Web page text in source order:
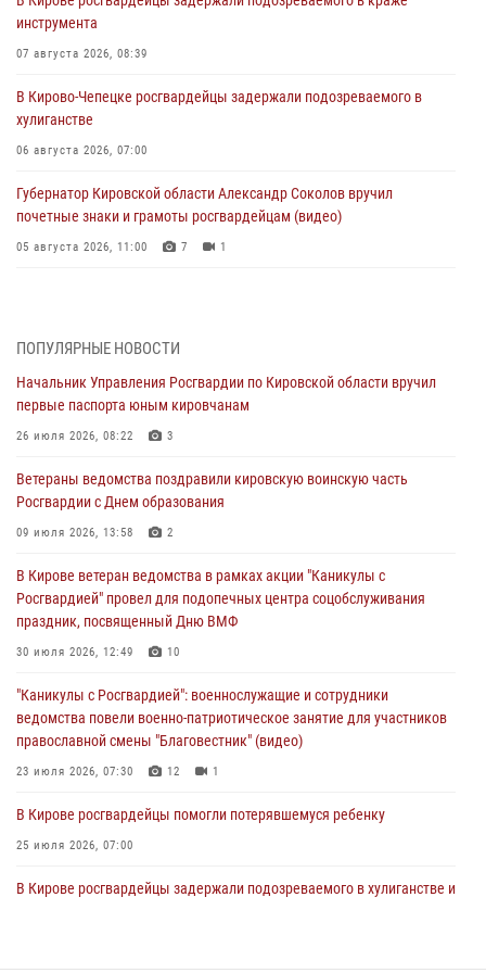
инструмента
07 августа 2026, 08:39
В Кирово-Чепецке росгвардейцы задержали подозреваемого в
хулиганстве
06 августа 2026, 07:00
Губернатор Кировской области Александр Соколов вручил
почетные знаки и грамоты росгвардейцам (видео)
05 августа 2026, 11:00 7 1
04 августа 2026, 09:30
В Кирове росгвардейцы задержали подозреваемого в грабеже
03 августа 2026, 09:01
митинге в честь Дня воздушно-десантных войск
03 августа 2026, 08:45
магазина
02 августа 2026, 07:00
1 августа – День дежурной службы войск национальной гвардии
01 августа 2026, 09:39
ПОПУЛЯРНЫЕ НОВОСТИ
Начальник Управления Росгвардии по Кировской области вручил
первые паспорта юным кировчанам
26 июля 2026, 08:22 3
Ветераны ведомства поздравили кировскую воинскую часть
Росгвардии с Днем образования
09 июля 2026, 13:58 2
В Кирове ветеран ведомства в рамках акции "Каникулы с
Росгвардией" провел для подопечных центра соцобслуживания
праздник, посвященный Дню ВМФ
30 июля 2026, 12:49 10
"Каникулы с Росгвардией": военнослужащие и сотрудники
ведомства повели военно-патриотическое занятие для участников
православной смены "Благовестник" (видео)
23 июля 2026, 07:30 12 1
В Кирове росгвардейцы помогли потерявшемуся ребенку
25 июля 2026, 07:00
В Кирове росгвардейцы задержали подозреваемого в хулиганстве и